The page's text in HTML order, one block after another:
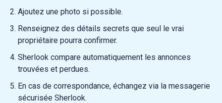
Ajoutez une photo si possible.
Renseignez des détails secrets que seul le vrai
propriétaire pourra confirmer.
Sherlook compare automatiquement les annonces
trouvées et perdues.
En cas de correspondance, échangez via la messagerie
sécurisée Sherlook.